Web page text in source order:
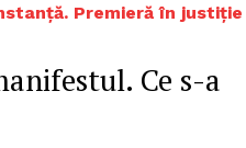
Premieră în justiție
Ce s-a